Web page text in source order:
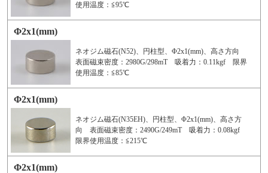
使用温度：≦95℃
Φ2x1(mm)
ネオジム磁石(N52)、円柱型、Φ2x1(mm)、高さ方向
表面磁束密度：2980G/298mT 吸着力：0.11kgf 限界
使用温度：≦85℃
Φ2x1(mm)
ネオジム磁石(N35EH)、円柱型、Φ2x1(mm)、高さ方
向 表面磁束密度：2490G/249mT 吸着力：0.08kgf
限界使用温度：≦215℃
Φ2x1(mm)